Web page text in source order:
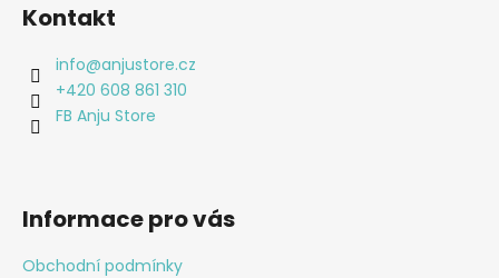
Kontakt
info@anjustore.cz
+420 608 861 310
FB Anju Store
Informace pro vás
Obchodní podmínky